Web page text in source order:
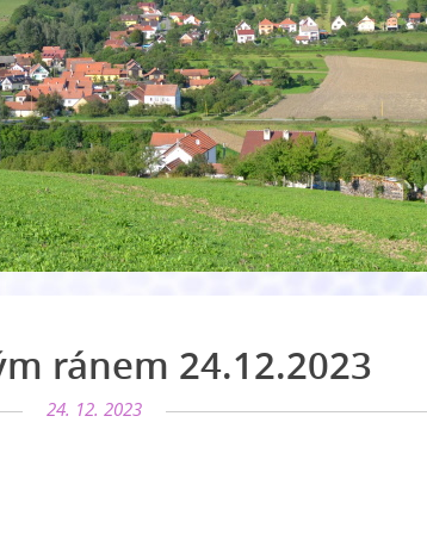
ránem 24.12.2023
24. 12. 2023